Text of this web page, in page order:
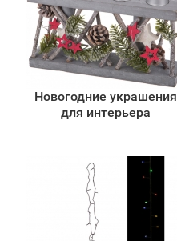
Новогодние украшения
для интерьера